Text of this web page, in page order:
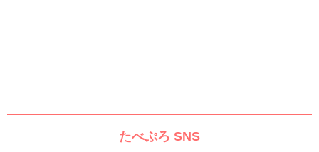
たべぷろ SNS